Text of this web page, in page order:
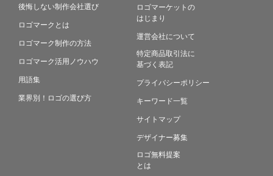
後悔しない制作会社選び
ロゴマークとは
ロゴマーク制作の方法
ロゴマーク活用ノウハウ
用語集
業界別！ロゴの選び方
ロゴマーケットの
はじまり
運営会社について
特定商品取引法に
基づく表記
プライバシーポリシー
キーワード一覧
サイトマップ
デザイナー募集
ロゴ無料提案
とは